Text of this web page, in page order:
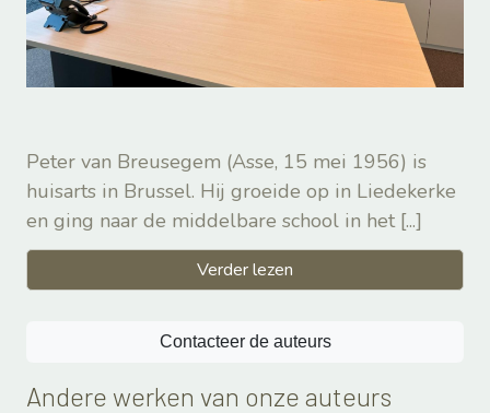
Peter van Breusegem (Asse, 15 mei 1956) is
huisarts in Brussel. Hij groeide op in Liedekerke
en ging naar de middelbare school in het [...]
Verder lezen
Contacteer de auteurs
Andere werken van onze auteurs